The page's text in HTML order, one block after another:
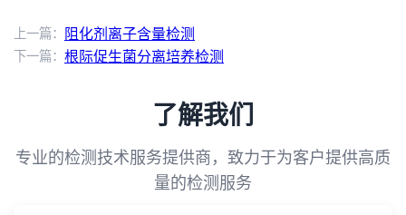
上一篇： 阻化剂离子含量检测
下一篇： 根际促生菌分离培养检测
了解我们
专业的检测技术服务提供商，致力于为客户提供高质
量的检测服务